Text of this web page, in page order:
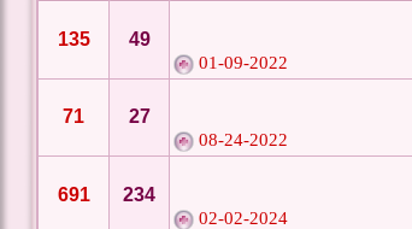
01-09-2022
49
135
08-24-2022
27
71
02-02-2024
234
691